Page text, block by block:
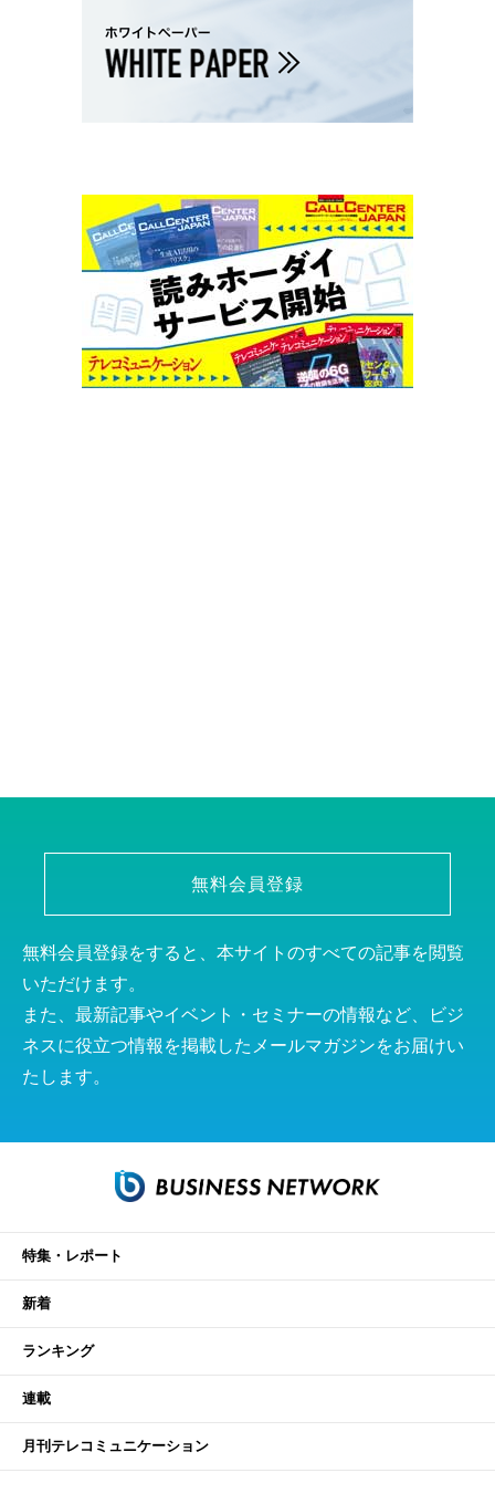
無料会員登録
無料会員登録をすると、本サイトのすべての記事を閲覧
いただけます。
また、最新記事やイベント・セミナーの情報など、ビジ
ネスに役立つ情報を掲載したメールマガジンをお届けい
たします。
特集・レポート
新着
ランキング
連載
月刊テレコミュニケーション